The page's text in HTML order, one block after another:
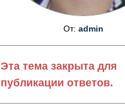
От: admin
Эта тема закрыта для
публикации ответов.